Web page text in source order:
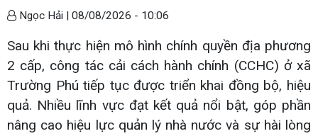
Ngọc Hải | 08/08/2026 - 10:06
Sau khi thực hiện mô hình chính quyền địa phương
2 cấp, công tác cải cách hành chính (CCHC) ở xã
Trường Phú tiếp tục được triển khai đồng bộ, hiệu
quả. Nhiều lĩnh vực đạt kết quả nổi bật, góp phần
nâng cao hiệu lực quản lý nhà nước và sự hài lòng